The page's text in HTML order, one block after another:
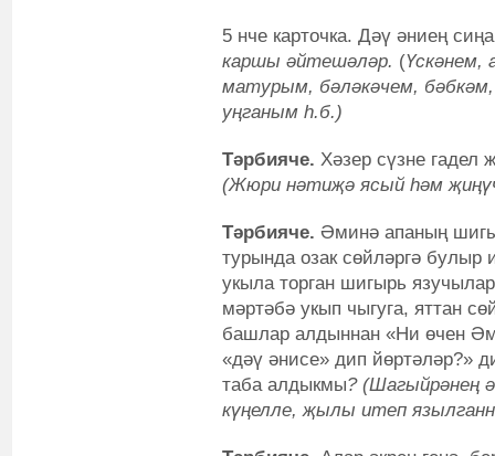
5 нче карточка. Дәү әниең
каршы әйтешәләр. (
матурым, бәләкәчем,
уңганым һ.б.)
Тәрбияче. Хәзер сүзне гадел
(Жюри нәтиҗә ясый һәм
Тәрбияче. Әминә апаның
турында озак сөйләргә
укыла торган шигырь
мәртәбә укып чыгуга, яттан
башлар алдыннан «Ни өчен
«дәү әнисе» дип йөртәләр?»
таба алдыкмы? (Шагыйрәнең
күңелле, җылы итеп